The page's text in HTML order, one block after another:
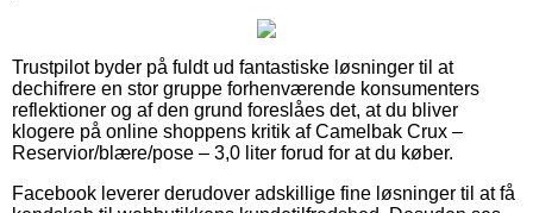
Trustpilot byder på fuldt ud fantastiske løsninger til at
dechifrere en stor gruppe forhenværende konsumenters
reflektioner og af den grund foreslåes det, at du bliver
klogere på online shoppens kritik af Camelbak Crux –
Reservior/blære/pose – 3,0 liter forud for at du køber.
Facebook leverer derudover adskillige fine løsninger til at få